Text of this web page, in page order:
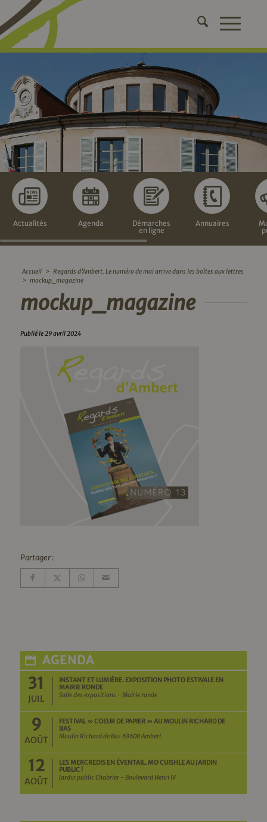
Actualités Agenda
Démarches
en ligne
Annuaires
Accueil > Regards d’Ambert. Le numéro de mai arrive dans les boîtes aux lettres
> mockup_magazine
mockup_magazine
Publié le 29 avril 2024
Partager :
AGENDA
31
JUIL
INSTANT ET LUMIÈRE. EXPOSITION PHOTO ESTIVALE EN
MAIRIE RONDE
Salle des expositions - Mairie ronde
9
AOÛT
FESTIVAL « COEUR DE PAPIER » AU MOULIN RICHARD DE
BAS
Moulin Richard de Bas 63600 Ambert
12
AOÛT
LES MERCREDIS EN ÉVENTAIL. MO CUISHLE AU JARDIN
PUBLIC !
Jardin public Chabrier - Boulevard Henri IV